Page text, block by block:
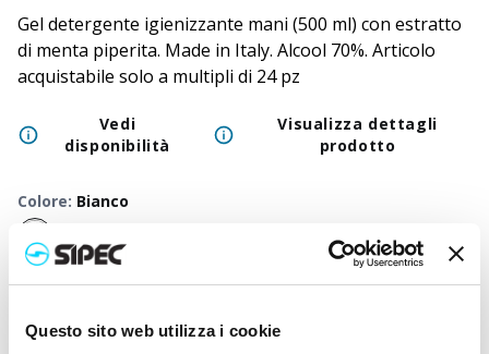
Questo sito web utilizza i cookie
Gel detergente igienizzante mani (500 ml) con estratto
di menta piperita. Made in Italy. Alcool 70%. Articolo
acquistabile solo a multipli di 24 pz
Vedi
disponibilità
Visualizza dettagli
prodotto
Colore: Bianco
50+ 100+ 250+ 500+ 1000+ 2500+
neutro 3,750 € 3,750€ 3,750€ 3,750